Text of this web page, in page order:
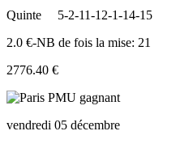
Quinte
5-2-11-12-1-14-15
2.0 €-NB de fois la mise: 21
2776.40 €
vendredi 05 décembre